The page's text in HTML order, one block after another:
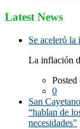
Latest News
Se aceleró
La inflación
Posted
0
San
“hablan de
necesidades”